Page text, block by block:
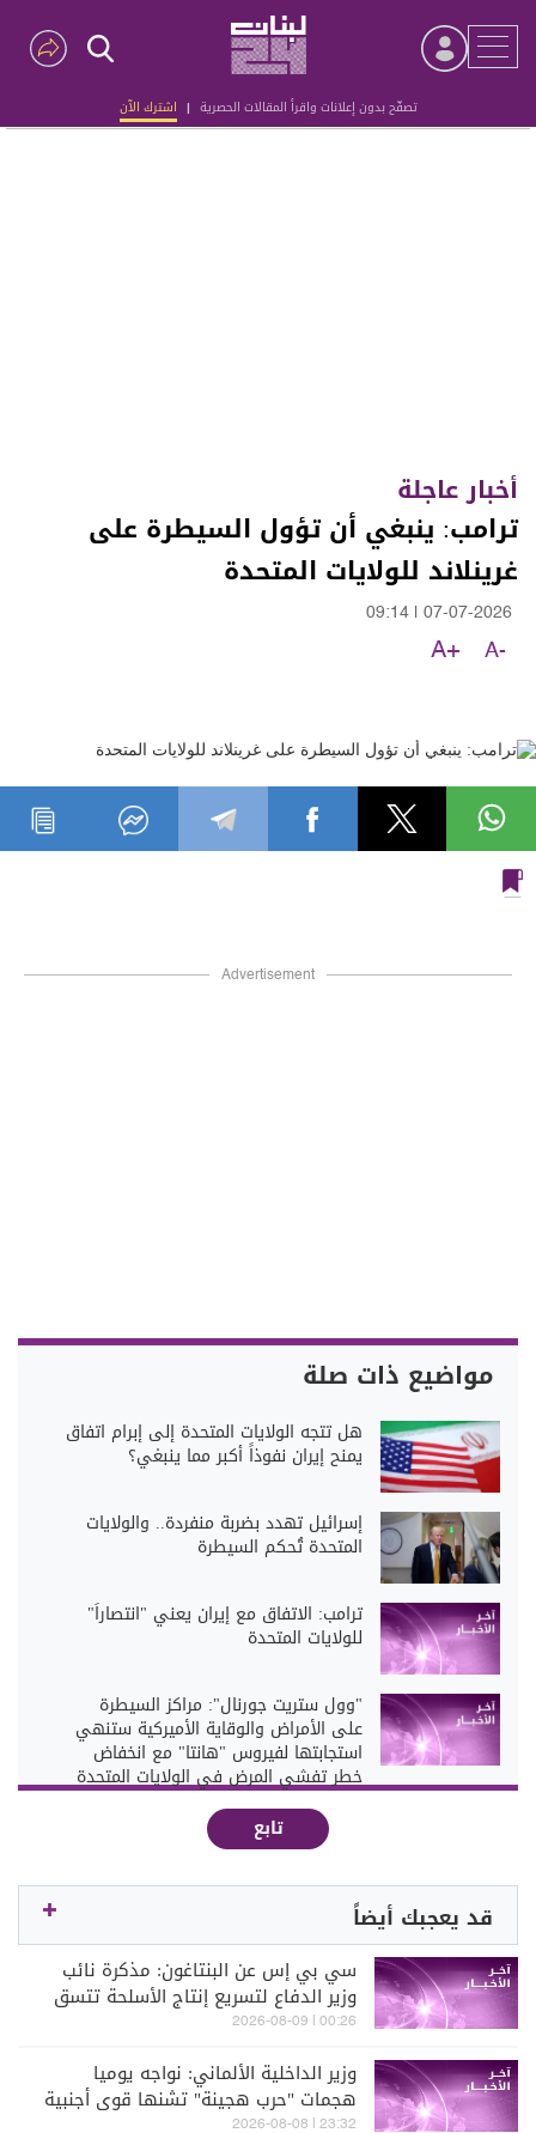
تصفّح بدون إعلانات واقرأ المقالات الحصرية | اشترك الآن
Advertisement
أخبار عاجلة
ترامب: ينبغي أن تؤول السيطرة على
غرينلاند للولايات المتحدة
07-07-2026
09:14
A-
A+
Advertisement
مواضيع ذات صلة
هل تتجه الولايات المتحدة إلى إبرام اتفاق
يمنح إيران نفوذاً أكبر مما ينبغي؟
إسرائيل تهدد بضربة منفردة.. والولايات
المتحدة تُحكم السيطرة
ترامب: الاتفاق مع إيران يعني "انتصاراً"
للولايات المتحدة
"وول ستريت جورنال": مراكز السيطرة
على الأمراض والوقاية الأميركية ستنهي
استجابتها لفيروس "هانتا" مع انخفاض
خطر تفشي المرض في الولايات المتحدة
تابع
قد يعجبك أيضاً
سي بي إس عن البنتاغون: مذكرة نائب
وزير الدفاع لتسريع إنتاج الأسلحة تتسق
مع جهود إعادة بناء الصناعة الدفاعية
00:26 | 2026-08-09
وزير الداخلية الألماني: نواجه يوميا
هجمات "حرب هجينة" تشنها قوى أجنبية
23:32 | 2026-08-08